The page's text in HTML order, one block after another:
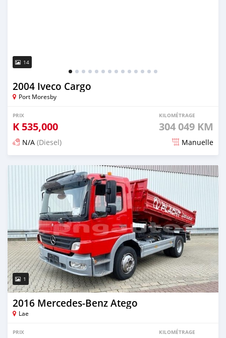
14
2004 Iveco Cargo
Port Moresby
PRIX
K 535,000
KILOMÉTRAGE
304 049 KM
N/A (Diesel) Manuelle
Publié il y a plus de 4 ans
1
2016 Mercedes‒Benz Atego
Lae
PRIX KILOMÉTRAGE